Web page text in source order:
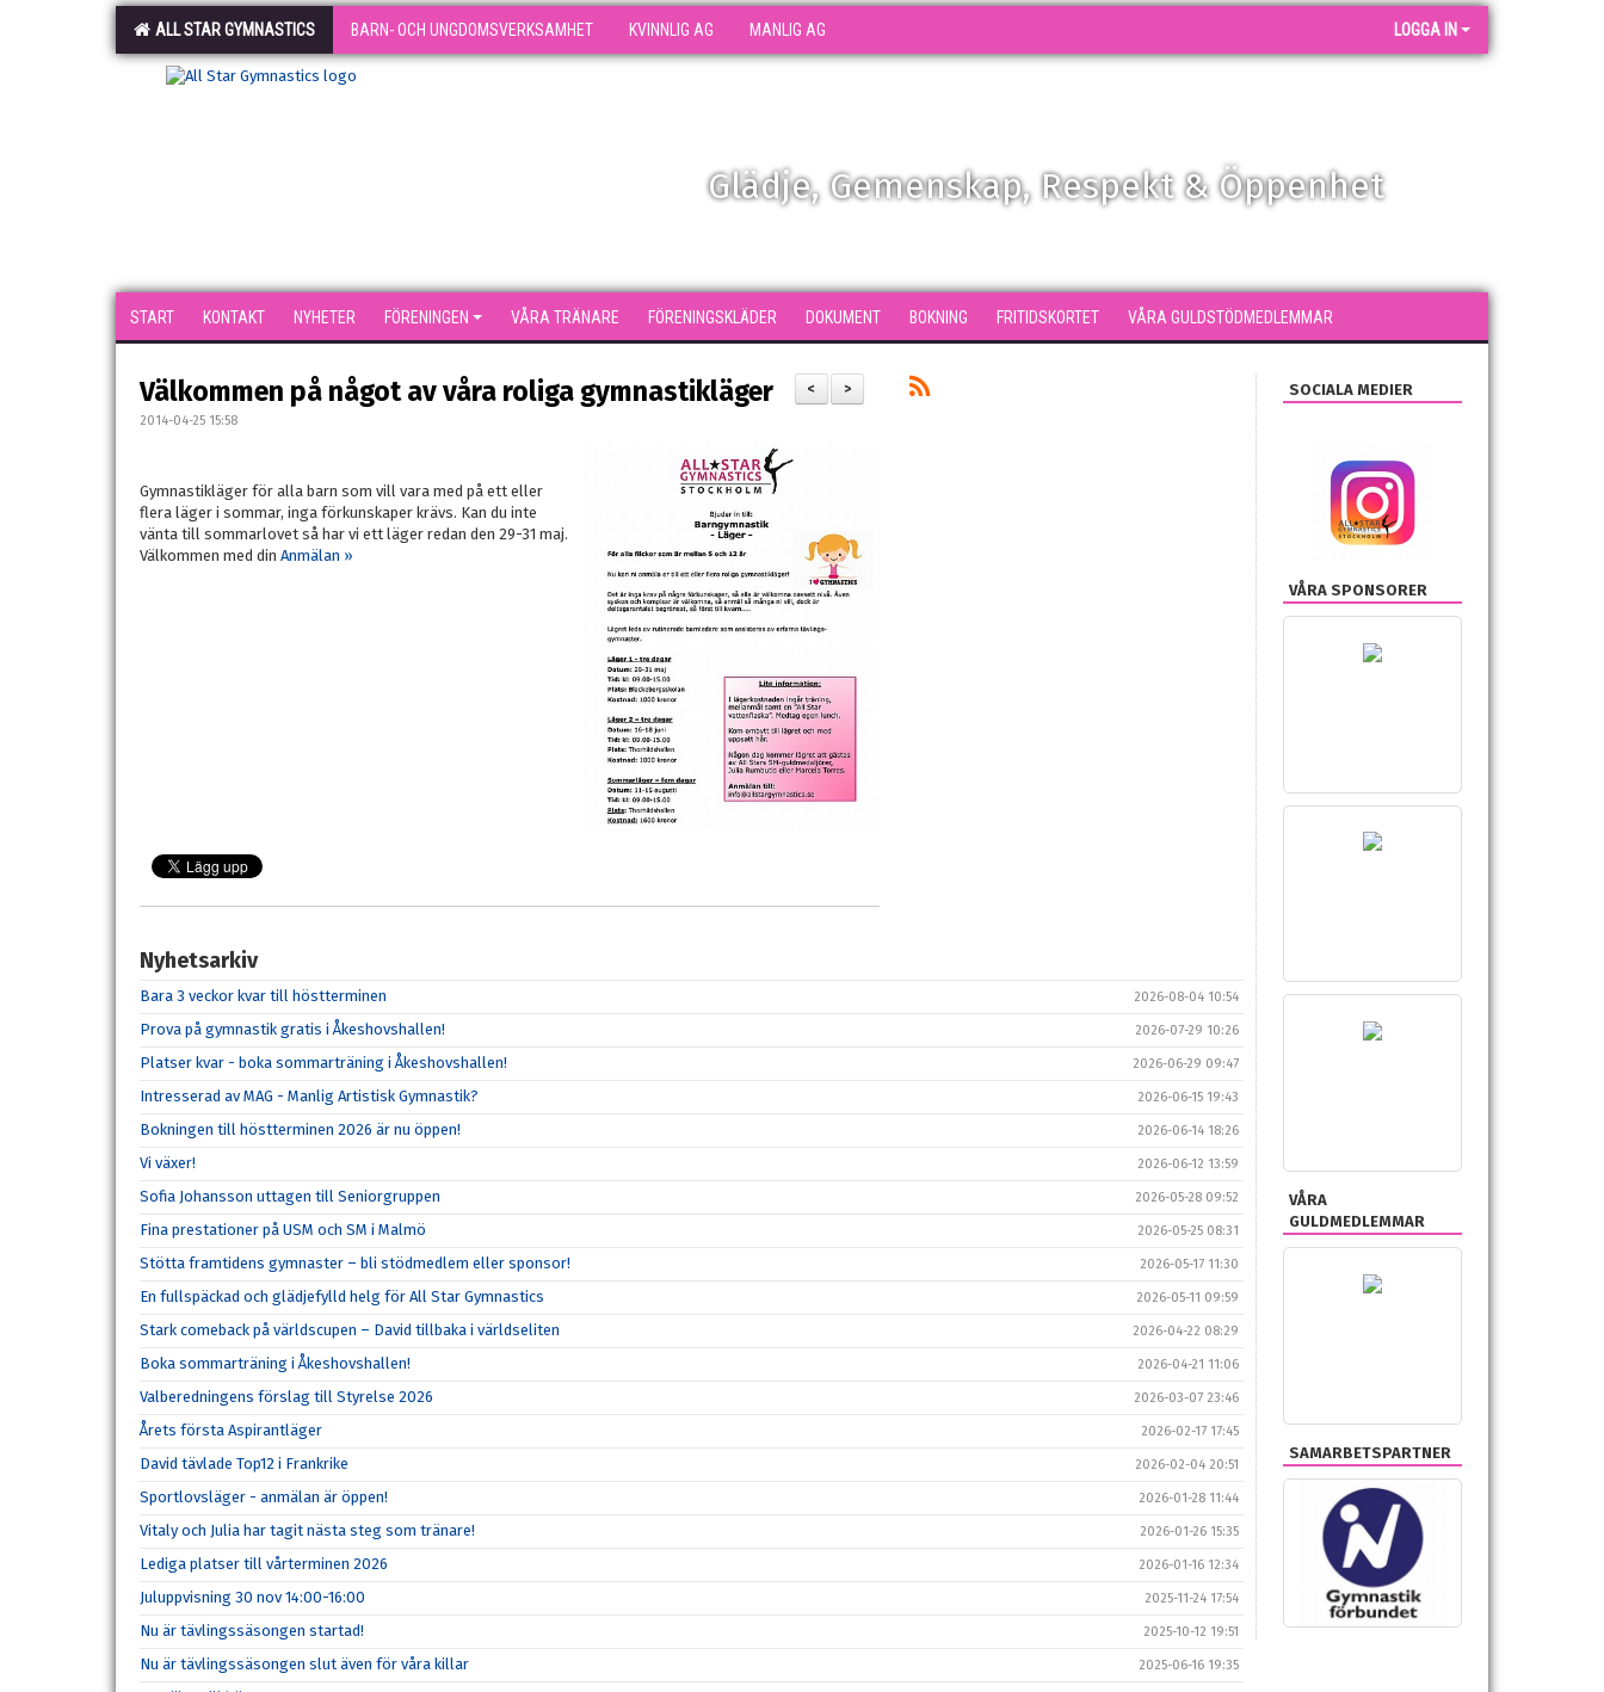
ALL STAR GYMNASTICS BARN- OCH UNGDOMSVERKSAMHET KVINNLIG AG MANLIG AG LOGGA IN
Glädje, Gemenskap, Respekt & Öppenhet
START KONTAKT NYHETER FÖRENINGEN VÅRA TRÄNARE FÖRENINGSKLÄDER DOKUMENT BOKNING FRITIDSKORTET VÅRA GULDSTÖDMEDLEMMAR
>
<
Välkommen på något av våra roliga gymnastikläger
2014-04-25 15:58
Gymnastikläger för alla barn som vill vara med på ett eller
flera läger i sommar, inga förkunskaper krävs. Kan du inte
vänta till sommarlovet så har vi ett läger redan den 29-31 maj.
Välkommen med din Anmälan »
Nyhetsarkiv
Bara 3 veckor kvar till höstterminen 2026-08-04 10:54
Prova på gymnastik gratis i Åkeshovshallen! 2026-07-29 10:26
Platser kvar - boka sommarträning i Åkeshovshallen! 2026-06-29 09:47
Intresserad av MAG - Manlig Artistisk Gymnastik? 2026-06-15 19:43
Bokningen till höstterminen 2026 är nu öppen! 2026-06-14 18:26
Vi växer! 2026-06-12 13:59
Sofia Johansson uttagen till Seniorgruppen 2026-05-28 09:52
Fina prestationer på USM och SM i Malmö 2026-05-25 08:31
Stötta framtidens gymnaster – bli stödmedlem eller sponsor! 2026-05-17 11:30
En fullspäckad och glädjefylld helg för All Star Gymnastics 2026-05-11 09:59
Stark comeback på världscupen – David tillbaka i världseliten 2026-04-22 08:29
Boka sommarträning i Åkeshovshallen! 2026-04-21 11:06
Valberedningens förslag till Styrelse 2026 2026-03-07 23:46
Årets första Aspirantläger 2026-02-17 17:45
David tävlade Top12 i Frankrike 2026-02-04 20:51
Sportlovsläger - anmälan är öppen! 2026-01-28 11:44
Vitaly och Julia har tagit nästa steg som tränare! 2026-01-26 15:35
Lediga platser till vårterminen 2026 2026-01-16 12:34
Juluppvisning 30 nov 14:00-16:00 2025-11-24 17:54
Nu är tävlingssäsongen startad! 2025-10-12 19:51
Nu är tävlingssäsongen slut även för våra killar 2025-06-16 19:35
SOCIALA MEDIER
VÅRA SPONSORER
VÅRA
GULDMEDLEMMAR
SAMARBETSPARTNER